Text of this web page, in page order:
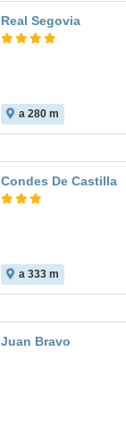
Real Segovia
a 280 m
Condes De Castilla
a 333 m
Juan Bravo